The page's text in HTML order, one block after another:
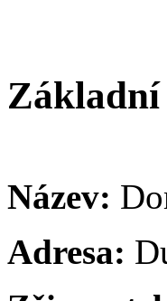
Základní
Název:
Adresa: